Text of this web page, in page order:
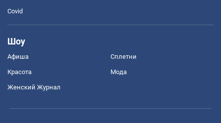
Covid
Шоу
Афиша Сплетни
Красота Мода
Женский Журнал